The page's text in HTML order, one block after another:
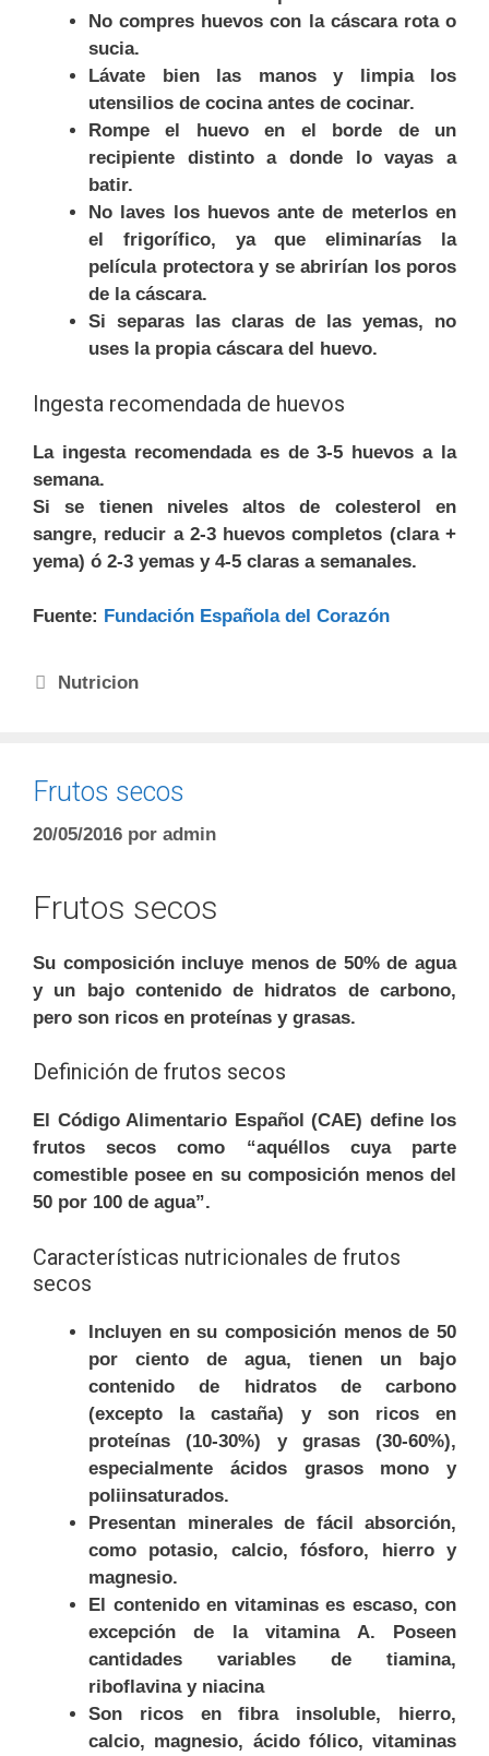
No compres huevos con la cáscara rota o
sucia.
Lávate bien las manos y limpia los
utensilios de cocina antes de cocinar.
Rompe el huevo en el borde de un
recipiente distinto a donde lo vayas a
batir.
No laves los huevos ante de meterlos en
el frigorífico, ya que eliminarías la
película protectora y se abrirían los poros
de la cáscara.
Si separas las claras de las yemas, no
uses la propia cáscara del huevo.
Ingesta recomendada de huevos
La ingesta recomendada es de 3-5 huevos a la
semana.
Si se tienen niveles altos de colesterol en
sangre, reducir a 2-3 huevos completos (clara +
yema) ó 2-3 yemas y 4-5 claras a semanales.
Fuente: Fundación Española del Corazón
Nutricion
Frutos secos
20/05/2016 por admin
Frutos secos
Su composición incluye menos de 50% de agua
y un bajo contenido de hidratos de carbono,
pero son ricos en proteínas y grasas.
Definición de frutos secos
El Código Alimentario Español (CAE) define los
frutos secos como “aquéllos cuya parte
comestible posee en su composición menos del
50 por 100 de agua”.
Características nutricionales de frutos
secos
Incluyen en su composición menos de 50
por ciento de agua, tienen un bajo
contenido de hidratos de carbono
(excepto la castaña) y son ricos en
proteínas (10-30%) y grasas (30-60%),
especialmente ácidos grasos mono y
poliinsaturados.
Presentan minerales de fácil absorción,
como potasio, calcio, fósforo, hierro y
magnesio.
El contenido en vitaminas es escaso, con
excepción de la vitamina A. Poseen
cantidades variables de tiamina,
riboflavina y niacina
Son ricos en fibra insoluble, hierro,
calcio, magnesio, ácido fólico, vitaminas